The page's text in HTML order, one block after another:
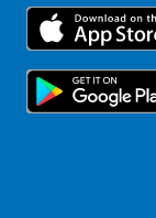
Trainers en
Topsporters
Voor de pers